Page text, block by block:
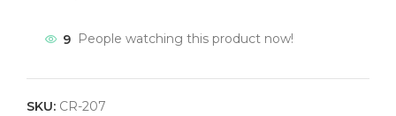
9 People watching this product now!
SKU: CR-207